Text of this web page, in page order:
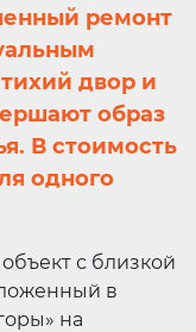
ремонт
двор и
образ
В стоимость
одного
с близкой
в
на